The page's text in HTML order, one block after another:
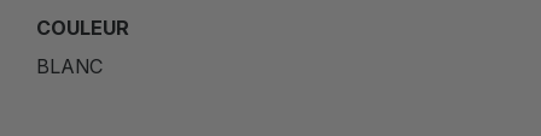
COULEUR
BLANC